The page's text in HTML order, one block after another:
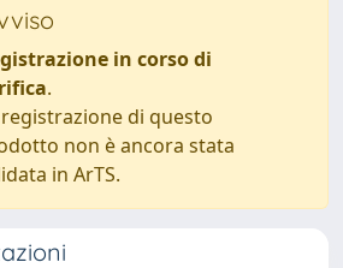
in corso di
.
registrazione di questo
non è ancora stata
in ArTS.